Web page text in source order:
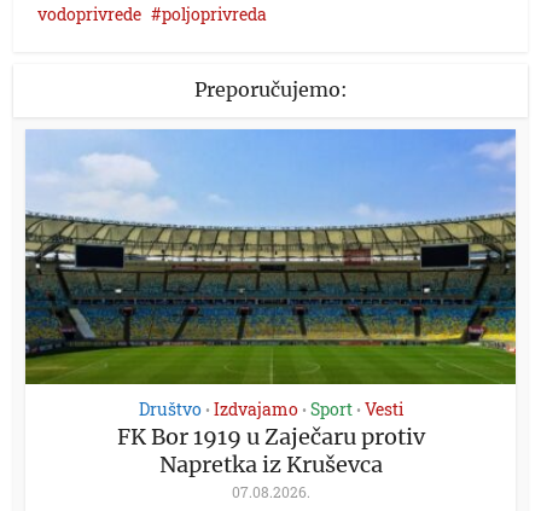
vodoprivrede
poljoprivreda
Preporučujemo:
Društvo • Izdvajamo • Sport • Vesti
FK Bor 1919 u Zaječaru protiv
Napretka iz Kruševca
07.08.2026.